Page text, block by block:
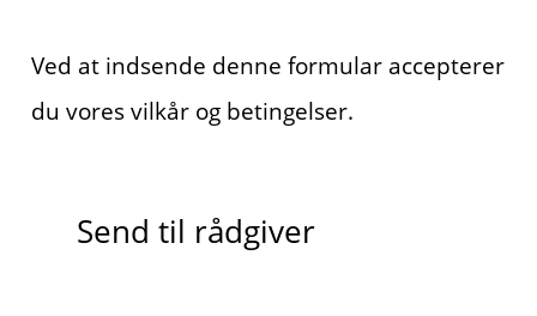
Ved at indsende denne formular accepterer
du vores vilkår og betingelser.
Send til rådgiver